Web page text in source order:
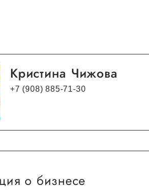
Кристина Чижова
+7 (908) 885-71-30
о бизнесе